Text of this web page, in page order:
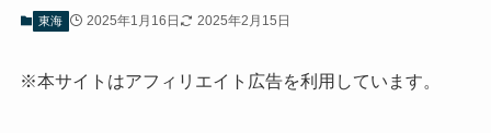
東海 2025年1月16日 2025年2月15日
※本サイトはアフィリエイト広告を利用しています。